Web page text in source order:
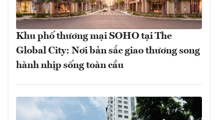
Khu phố thương mại SOHO tại The
Global City: Nơi bản sắc giao thương song
hành nhịp sống toàn cầu